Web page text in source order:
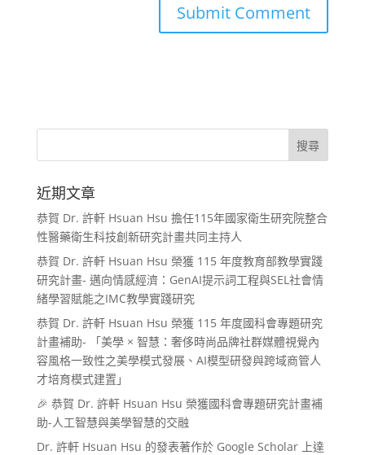
近期文章
恭賀 Dr. 許軒 Hsuan Hsu 擔任115年國家衛生研究院整合
性醫藥衛生科技創新研究計畫共同主持人
恭賀 Dr. 許軒 Hsuan Hsu 榮獲 115 年度教育部教學實踐
研究計畫- 邁向情感經濟：GenAI提示詞工程與SEL社會情
緒學習賦能之IMC教學實踐研究
恭賀 Dr. 許軒 Hsuan Hsu 榮獲 115 年度國科會專題研究
計畫補助- 「美學 × 智慧：奢侈時尚品牌社群媒體視覺內
容風格一致性之美學模式發展、AI模型研發與跨域商管人
才培育模式建置」
🎉 恭賀 Dr. 許軒 Hsuan Hsu 榮獲國科會專題研究計畫補
助-人工智慧與美學智慧的交融
Dr. 許軒 Hsuan Hsu 的發表著作於 Google Scholar 上達